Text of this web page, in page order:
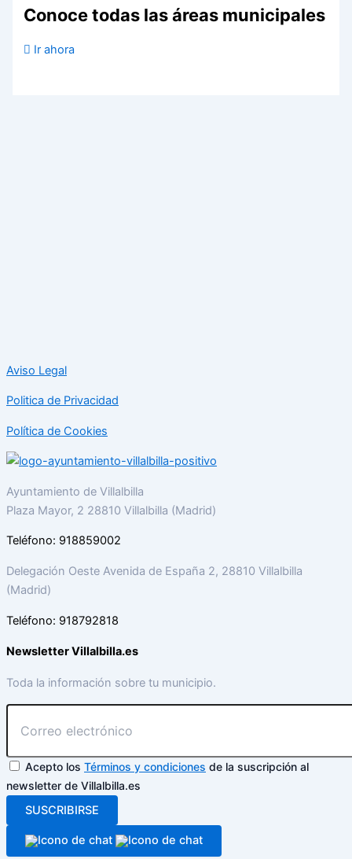
Conoce todas las áreas municipales
Ir ahora
Aviso Legal
Politica de Privacidad
Política de Cookies
Ayuntamiento de Villalbilla
Plaza Mayor, 2 28810 Villalbilla (Madrid)
Teléfono: 918859002
Delegación Oeste Avenida de España 2, 28810 Villalbilla
(Madrid)
Teléfono: 918792818
Newsletter Villalbilla.es
Toda la información sobre tu municipio.
Acepto los Términos y condiciones de la suscripción al
newsletter de Villalbilla.es
SUSCRIBIRSE